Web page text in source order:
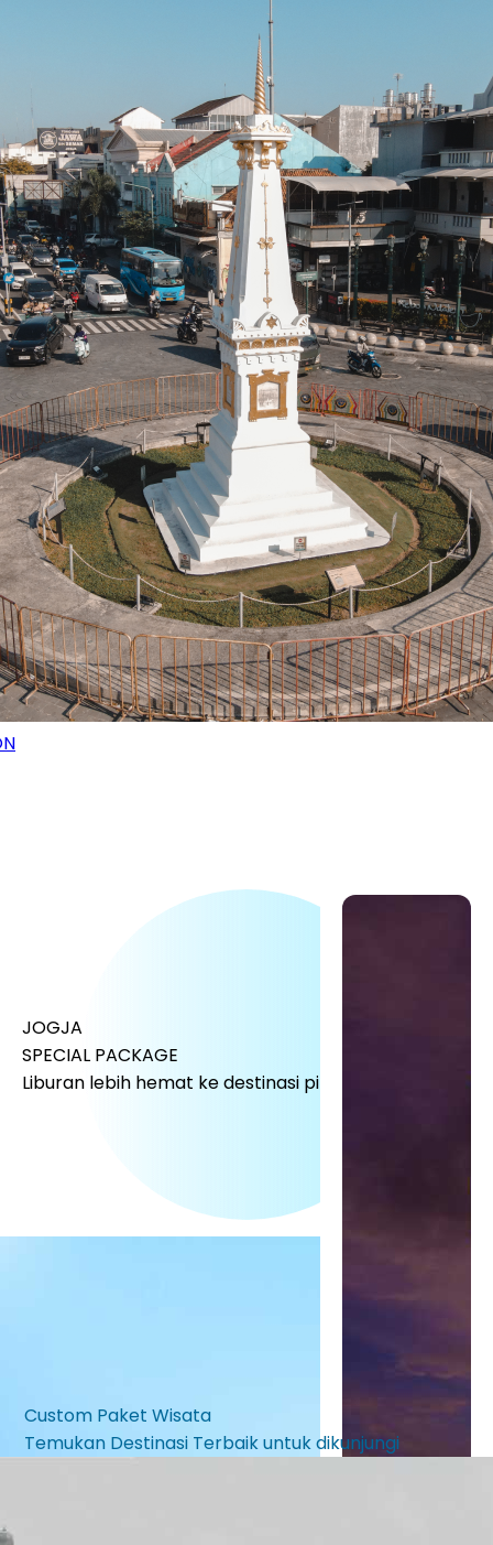
JOGJA
SPECIAL PACKAGE
Liburan lebih hemat ke destinasi pilihanmu!
Custom Paket Wisata
Temukan Destinasi Terbaik untuk dikunjungi